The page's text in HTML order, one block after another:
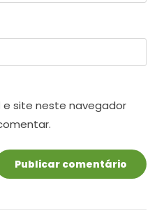
e site neste navegador